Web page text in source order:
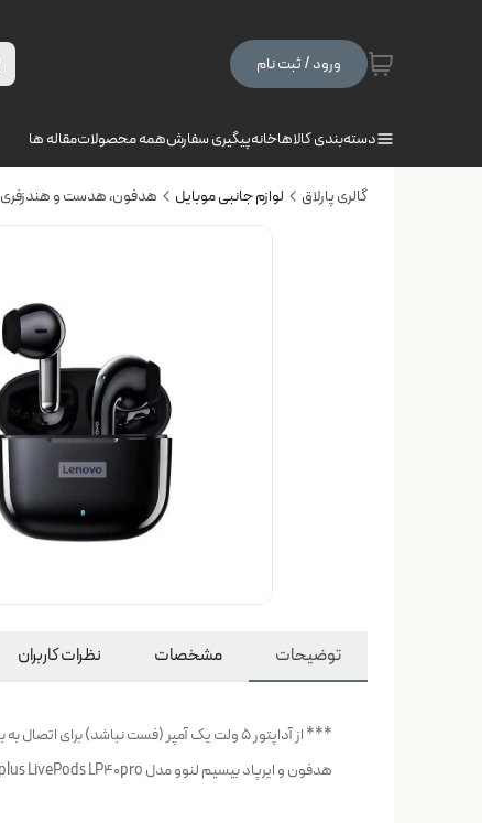
ورود / ثبت نام
دسته‌بندی کالاهاخانهپیگیری سفارشهمه محصولاتمقاله ها
گالری پارلاق لوازم جانبی موبایل هدفون، هدست و هندزفری
توضیحات مشخصات نظرات کاربران
*** از آداپتور 5 ولت یک آمپر (فست نباشد) برای اتصال به برق شهری استفاده شود.
هدفون و ایرپاد بیسیم لنوو مدل thinkplus LivePods LP40pro